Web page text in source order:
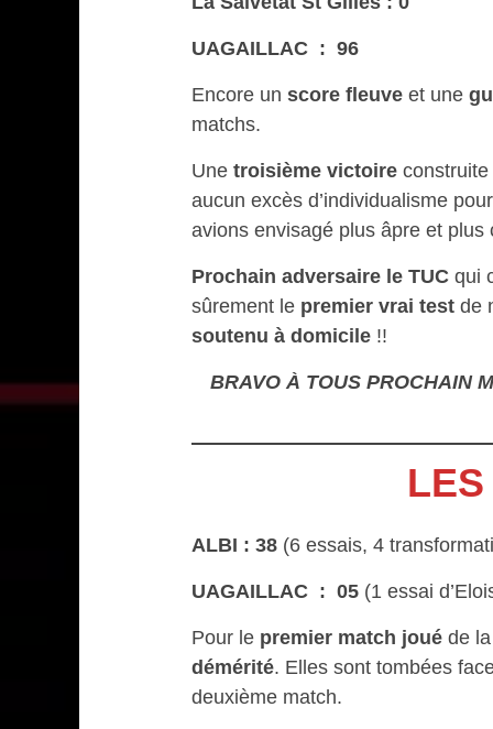
UAGAILLAC : 96
Encore un score fleuve et une
matchs.
Une troisième victoire
aucun excès d’individualisme
avions envisagé plus âpre et plus
Prochain adversaire le TUC qui
sûrement le premier vrai test de
soutenu à domicile !!
BRAVO À TOUS PROCHAIN
ALBI : 38 (6 essais, 4
UAGAILLAC : 05 (1 essai
Pour le premier match joué de
démérité. Elles sont tombées
deuxième match.